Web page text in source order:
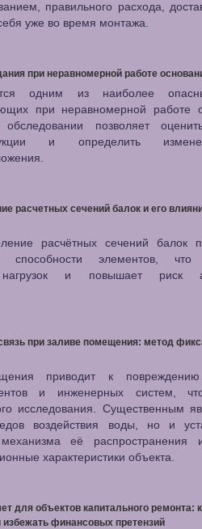
правильного расхода,
уже во время монтажа.
при неравномерной работе
одним из наиболее
при неравномерной работе
позволяет
и определить
расчетных сечений балок и его
расчётных сечений балок
способности элементов, что
нагрузок и повышает риск
при заливе помещения: метод
приводит к повреждению
и инженерных систем,
исследования. Существенным
воздействия воды, но и
механизма её распространения
характеристики объекта.
для объектов капитального ремонта:
избежать финансовых претензий